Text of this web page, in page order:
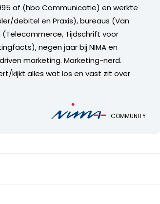
af (hbo Communicatie) en werkte
debitel en Praxis), bureaus (Van
Tijdschrift voor
negen jaar bij NIMA en
marketing. Marketing-nerd.
kijkt alles wat los en vast zit over
COMMUNITY